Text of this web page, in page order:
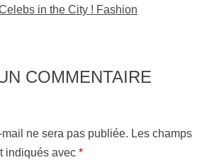
in the City ! Fashion
COMMENTAIRE
ne sera pas publiée. Les champs
indiqués avec*